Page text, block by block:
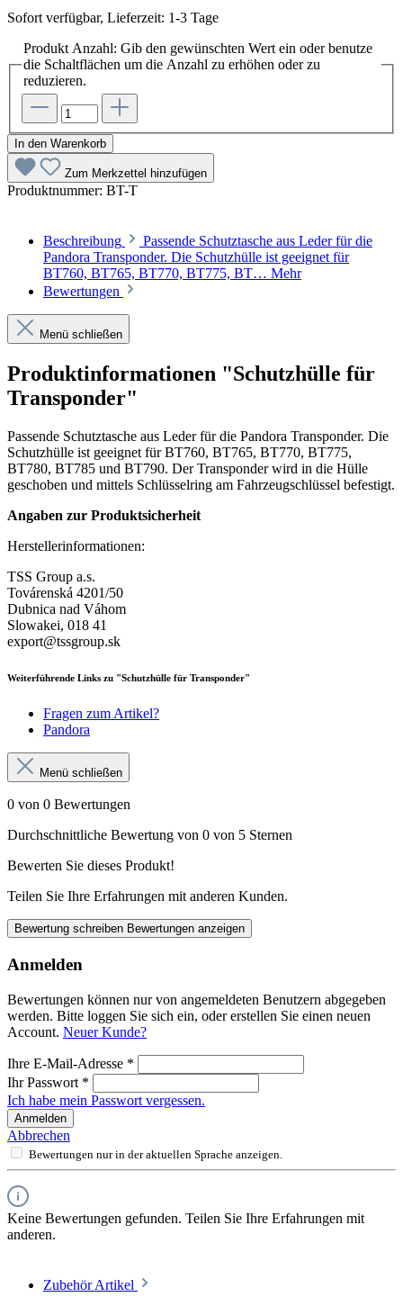
Sofort verfügbar, Lieferzeit: 1-3 Tage
Produkt Anzahl: Gib den gewünschten Wert ein oder benutze
die Schaltflächen um die Anzahl zu erhöhen oder zu
reduzieren.
In den Warenkorb
Zum Merkzettel hinzufügen
Produktnummer: BT-T
Beschreibung
Passende Schutztasche aus Leder für die
Pandora Transponder. Die Schutzhülle ist geeignet für
BT760, BT765, BT770, BT775, BT… Mehr
Bewertungen
Menü schließen
Produktinformationen "Schutzhülle für
Transponder"
Passende Schutztasche aus Leder für die Pandora Transponder. Die
Schutzhülle ist geeignet für BT760, BT765, BT770, BT775,
BT780, BT785 und BT790. Der Transponder wird in die Hülle
geschoben und mittels Schlüsselring am Fahrzeugschlüssel befestigt.
Angaben zur Produktsicherheit
Herstellerinformationen:
TSS Group a.s.
Továrenská 4201/50
Dubnica nad Váhom
Slowakei, 018 41
export@tssgroup.sk
Weiterführende Links zu "Schutzhülle für Transponder"
Fragen zum Artikel?
Pandora
Menü schließen
0 von 0 Bewertungen
Durchschnittliche Bewertung von 0 von 5 Sternen
Bewerten Sie dieses Produkt!
Teilen Sie Ihre Erfahrungen mit anderen Kunden.
Bewertung schreiben Bewertungen anzeigen
Anmelden
Bewertungen können nur von angemeldeten Benutzern abgegeben
werden. Bitte loggen Sie sich ein, oder erstellen Sie einen neuen
Account. Neuer Kunde?
Ihre E-Mail-Adresse *
Ihr Passwort *
Ich habe mein Passwort vergessen.
Anmelden
Abbrechen
Bewertungen nur in der aktuellen Sprache anzeigen.
Keine Bewertungen gefunden. Teilen Sie Ihre Erfahrungen mit
anderen.
Zubehör Artikel